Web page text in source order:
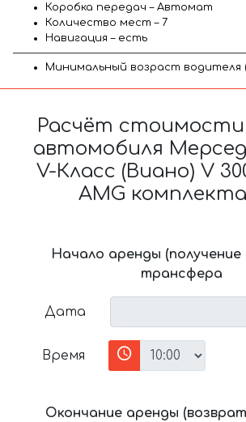
Коробка передач – Автомат
Количество мест – 7
Навигация – есть
Минимальный возраст водителя
Расчёт стоимости
автомобиля
V-Класс (Виано) V
AMG
Начало аренды (получение
трансфера
Дата
Время
Окончание аренды